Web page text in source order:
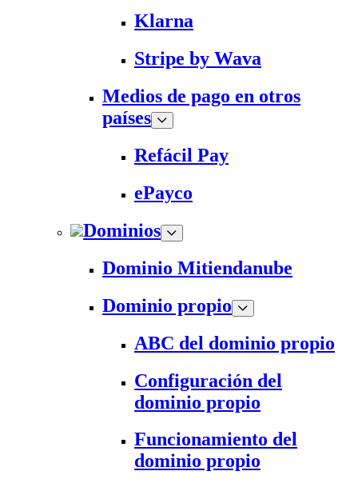
Klarna
Stripe by Wava
Medios de pago en otros
países
Refácil Pay
ePayco
Dominios
Dominio Mitiendanube
Dominio propio
ABC del dominio propio
Configuración del
dominio propio
Funcionamiento del
dominio propio